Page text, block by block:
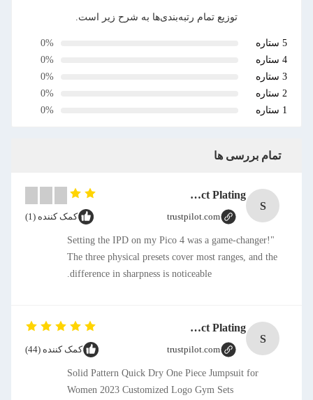
توزیع تمام رتبه‌بندی‌ها به شرح زیر است.
5 ستاره
0%
4 ستاره
0%
3 ستاره
0%
2 ستاره
0%
1 ستاره
0%
تمام بررسی ها
S
SMT CAP Type Box Header Connector 1.27mm Pitch Gold Flash Contact Plating
trustpilot.com کمک کننده (1)
"Setting the IPD on my Pico 4 was a game-changer!
The three physical presets cover most ranges, and the
difference in sharpness is noticeable.
S
SMT CAP Type Box Header Connector 1.27mm Pitch Gold Flash Contact Plating
trustpilot.com کمک کننده (44)
Solid Pattern Quick Dry One Piece Jumpsuit for
Women 2023 Customized Logo Gym Sets